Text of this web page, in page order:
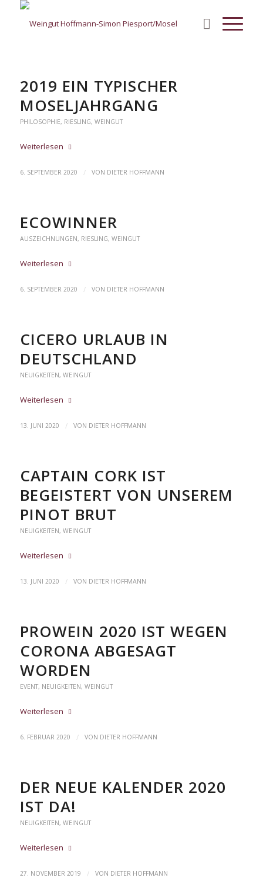
2019 EIN TYPISCHER
MOSELJAHRGANG
PHILOSOPHIE, RIESLING, WEINGUT
Weiterlesen
6. SEPTEMBER 2020 / VON DIETER HOFFMANN
ECOWINNER
AUSZEICHNUNGEN, RIESLING, WEINGUT
Weiterlesen
6. SEPTEMBER 2020 / VON DIETER HOFFMANN
CICERO URLAUB IN
DEUTSCHLAND
NEUIGKEITEN, WEINGUT
Weiterlesen
13. JUNI 2020 / VON DIETER HOFFMANN
CAPTAIN CORK IST
BEGEISTERT VON UNSEREM
PINOT BRUT
NEUIGKEITEN, WEINGUT
Weiterlesen
13. JUNI 2020 / VON DIETER HOFFMANN
PROWEIN 2020 IST WEGEN
CORONA ABGESAGT
WORDEN
EVENT, NEUIGKEITEN, WEINGUT
Weiterlesen
6. FEBRUAR 2020 / VON DIETER HOFFMANN
DER NEUE KALENDER 2020
IST DA!
NEUIGKEITEN, WEINGUT
Weiterlesen
27. NOVEMBER 2019 / VON DIETER HOFFMANN